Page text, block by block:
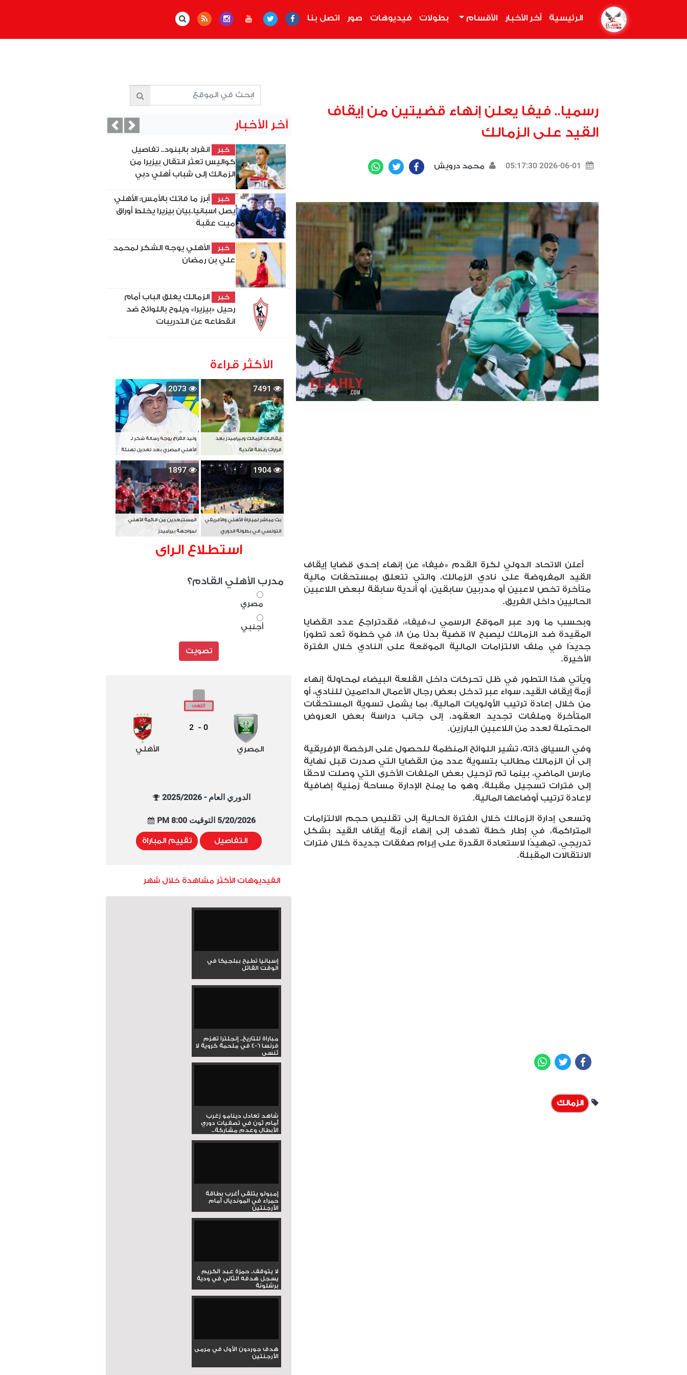
الرئيسية أخر الأخبار الأقسام بطولات فيديوهات صور اتصل بنا
رسميا.. فيفا يعلن إنهاء قضيتين من إيقاف
القيد على الزمالك
2026-06-01 05:17:30 محمد درويش Facebook
Twitter
أعلن الاتحاد الدولي لكرة القدم «فيفا» عن إنهاء إحدى قضايا إيقاف
القيد المفروضة على نادي الزمالك، والتي تتعلق بمستحقات مالية
متأخرة تخص لاعبين أو مدربين سابقين، أو أندية سابقة لبعض اللاعبين
الحاليين داخل الفريق.
وبحسب ما ورد عبر الموقع الرسمي لـ«فيفا»، فقدتراجع عدد القضايا
المقيدة ضد الزمالك ليصبح 17 قضية بدلًا من 18، في خطوة تُعد تطورًا
جديدًا في ملف الالتزامات المالية الموقعة على النادي خلال الفترة
الأخيرة.
ويأتي هذا التطور في ظل تحركات داخل القلعة البيضاء لمحاولة إنهاء
أزمة إيقاف القيد، سواء عبر تدخل بعض رجال الأعمال الداعمين للنادي، أو
من خلال إعادة ترتيب الأولويات المالية، بما يشمل تسوية المستحقات
المتأخرة وملفات تجديد العقود، إلى جانب دراسة بعض العروض
المحتملة لعدد من اللاعبين البارزين.
وفي السياق ذاته، تشير اللوائح المنظمة للحصول على الرخصة الإفريقية
إلى أن الزمالك مطالب بتسوية عدد من القضايا التي صدرت قبل نهاية
مارس الماضي، بينما تم ترحيل بعض الملفات الأخرى التي وصلت لاحقًا
إلى فترات تسجيل مقبلة، وهو ما يمنح الإدارة مساحة زمنية إضافية
لإعادة ترتيب أوضاعها المالية.
وتسعى إدارة الزمالك خلال الفترة الحالية إلى تقليص حجم الالتزامات
المتراكمة، في إطار خطة تهدف إلى إنهاء أزمة إيقاف القيد بشكل
تدريجي، تمهيدًا لاستعادة القدرة على إبرام صفقات جديدة خلال فترات
الانتقالات المقبلة.
Facebook
Twitter
الزمالك
آخر الأخبار
خبر
انفراد بالبنود.. تفاصيل
كواليس تعثر انتقال بيزيرا من
الزمالك إلى شباب أهلي دبي
خبر
أبرز ما فاتك بالأمس: الأهلي
يصل اسبانيا..بيان بيزيرا يخلط أوراق
ميت عقبة
خبر
الأهلي يوجه الشكر لمحمد
علي بن رمضان
خبر
الزمالك يغلق الباب أمام
رحيل «بيزيرا» ويلوح باللوائح ضد
انقطاعه عن التدريبات
PreviousNext
الأكثر قراءة
7491
إيقافات الزمالك وبيراميدز بعد
قرارات رابطة الأندية
2073
وليد الفراج يوجه رسالة شكر لـ
الأهلي المصري بعد تعديل تهنئة
بطل آسيا
1904
بث مباشر لمباراة الأهلي والأفريقي
التونسي في بطولة الدوري
1897
المستبعدين من قائمة الأهلي
لمواجهة بيراميدز
استطلاع الراى
مدرب الأهلي القادم؟
مصري
أجنبي
تصويت
المصري
0
-
2
الأهلي
الدوري العام - 2025/2026
5/20/2026 التوقيت 8:00 PM
التفاصيل تقييم المباراة
الفيديوهات الأكثر مشاهدة خلال شهر
إسبانيا تطيح ببلجيكا في
الوقت القاتل
مباراة للتاريخ.. إنجلترا تهزم
فرنسا 6-4 في ملحمة كروية لا
تُنسى
شاهد تعادل دينامو زغرب
أمام ثون في تصفيات دوري
الأبطال وعدم مشاركة...
إمبولو يتلقى أغرب بطاقة
حمراء في المونديال أمام
الأرجنتين
لا يتوقف.. حمزة عبد الكريم
يسجل هدفه الثاني في ودية
برشلونة
هدف جوردون الأول في مرمى
الأرجنتين